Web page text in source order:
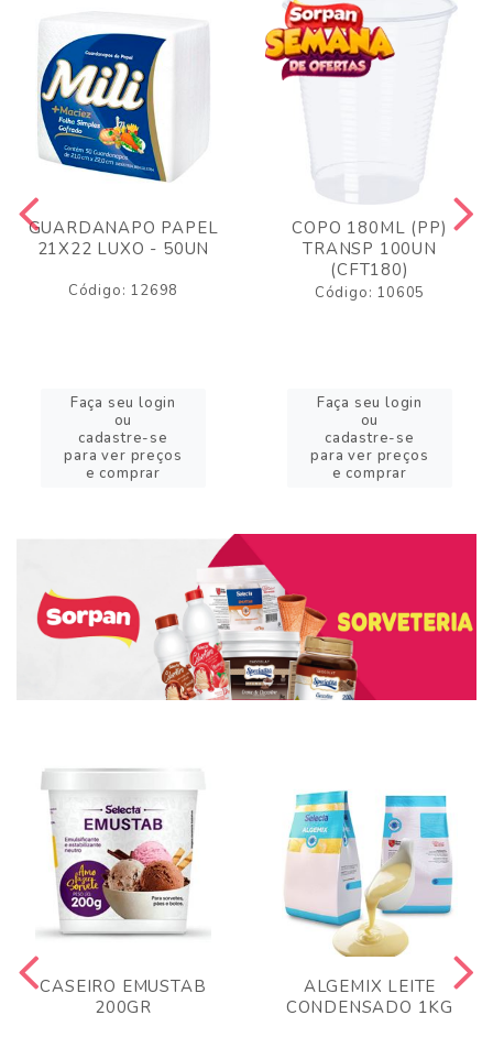
GUARDANAPO PAPEL
21X22 LUXO - 50UN
Código: 12698
Faça seu login
ou
cadastre-se
para ver preços
e comprar
COPO 180ML (PP)
TRANSP 100UN
(CFT180)
Código: 10605
Faça seu login
ou
cadastre-se
para ver preços
e comprar
CASEIRO EMUSTAB
200GR
ALGEMIX LEITE
CONDENSADO 1KG